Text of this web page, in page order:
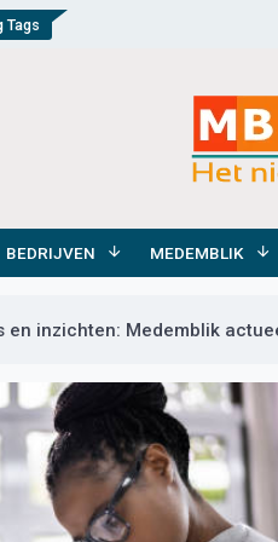
Tags
BEDRIJVEN MEDEMBLIK
en inzichten: Medemblik